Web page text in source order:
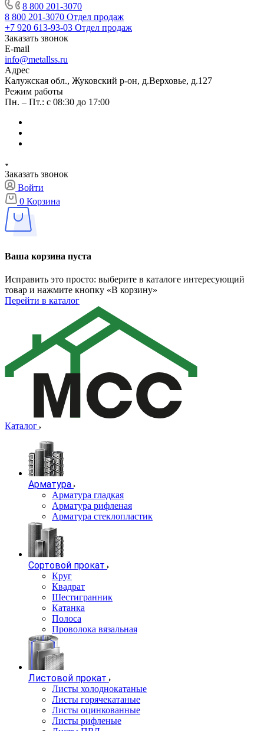
8 800 201-3070
8 800 201-3070 Отдел продаж
+7 920 613-93-03 Отдел продаж
Заказать звонок
E-mail
info@metallss.ru
Адрес
Калужская обл., Жуковский р-он, д.Верховье, д.127
Режим работы
Пн. – Пт.: с 08:30 до 17:00
Заказать звонок
Войти
0 Корзина
Ваша корзина пуста
Исправить это просто: выберите в каталоге интересующий
товар и нажмите кнопку «В корзину»
Перейти в каталог
Каталог
Арматура
Арматура гладкая
Арматура рифленая
Арматура стеклопластик
Сортовой прокат
Круг
Квадрат
Шестигранник
Катанка
Полоса
Проволока вязальная
Листовой прокат
Листы холоднокатаные
Листы горячекатаные
Листы оцинкованные
Листы рифленые